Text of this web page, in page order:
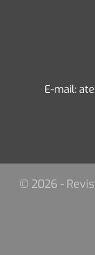
E-mail:
© 2026 -